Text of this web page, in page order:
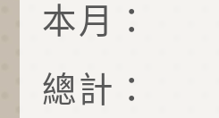
本月：
總計：